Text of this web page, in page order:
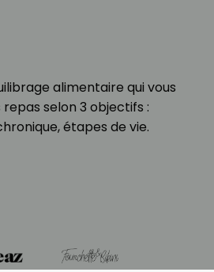
alimentaire qui vous
selon 3 objectifs :
étapes de vie.